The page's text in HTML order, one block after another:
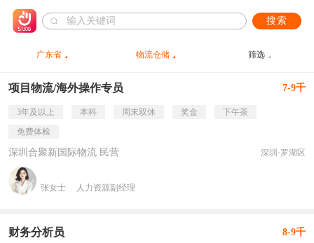
搜索
广东省 物流仓储 筛选
项目物流/海外操作专员 7-9千
3年及以上 本科 周末双休 奖金
下午茶
免费体检
深圳合聚新国际物流 民营 深圳·罗湖区
张女士 人力资源副经理
财务分析员 8-9千